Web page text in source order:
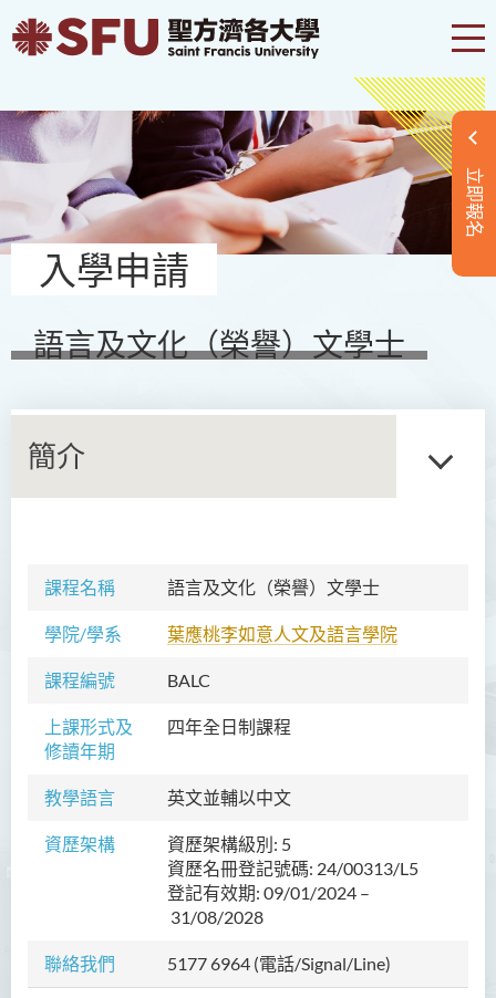
立即報名
入學申請
語言及文化（榮譽）文學士
簡介
課程名稱 語言及文化（榮譽）文學士
學院/學系 葉應桃李如意人文及語言學院
課程編號 BALC
上課形式及
修讀年期
四年全日制課程
教學語言 英文並輔以中文
資歷架構
資歷架構級別: 5
資歷名冊登記號碼: 24/00313/L5
登記有效期: 09/01/2024 –
31/08/2028
聯絡我們 5177 6964 (電話/Signal/Line)
課程結構
入學要求
學費
校友及學生分享
課程資訊頻道
查詢